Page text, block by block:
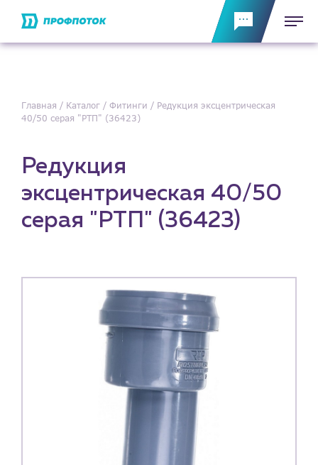
Главная Каталог Фитинги
Редукция эксцентрическая
40/50 серая "РТП" (36423)
Редукция
эксцентрическая 40/50
серая "РТП" (36423)